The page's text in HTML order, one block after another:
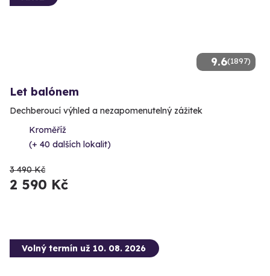
9.6(1897)
Let balónem
Dechberoucí výhled a nezapomenutelný zážitek
Kroměříž
(+ 40 dalších lokalit)
3 490 Kč
2 590 Kč
Volný termín už 10. 08. 2026